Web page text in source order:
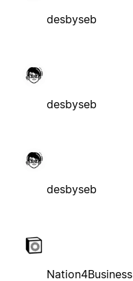
desbyseb
desbyseb
desbyseb
Nation4Business